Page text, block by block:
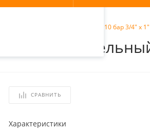
Stout Клапан 10 бар 3/4" х
СРАВНИТЬ
Характеристики